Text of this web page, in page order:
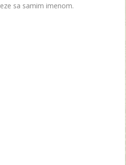
sa samim imenom.